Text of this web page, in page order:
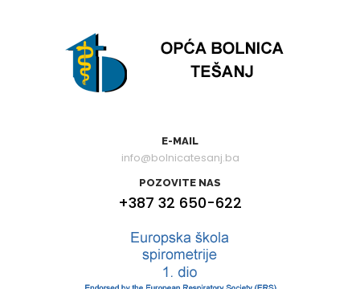
E-MAIL
info@bolnicatesanj.ba
POZOVITE NAS
+387 32 650-622